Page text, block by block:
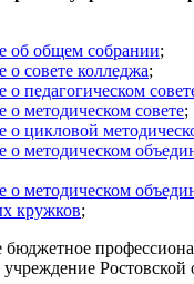
об общем собрании;
совете колледжа;
педагогическом
методическом совете;
о цикловой
о методическом
о методическом
кружков;
бюджетное
учреждение Ростовской